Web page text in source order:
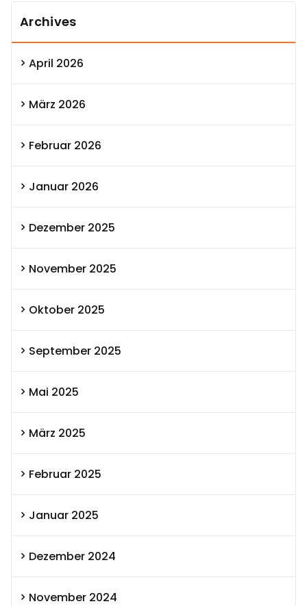
Archives
April 2026
März 2026
Februar 2026
Januar 2026
Dezember 2025
November 2025
Oktober 2025
September 2025
Mai 2025
März 2025
Februar 2025
Januar 2025
Dezember 2024
November 2024